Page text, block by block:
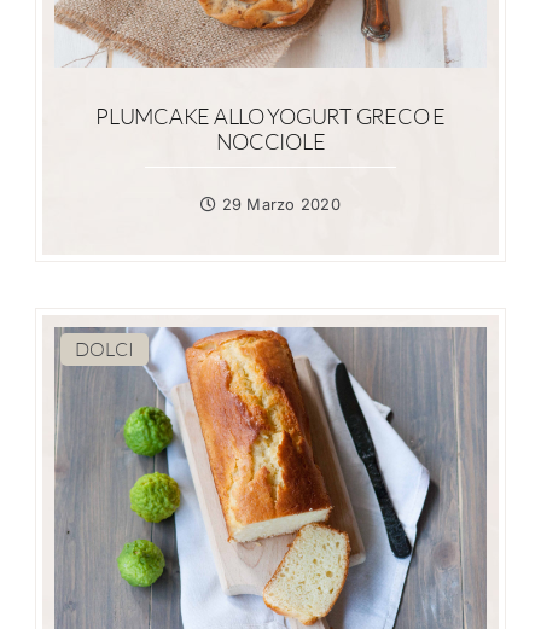
PLUMCAKE ALLO YOGURT GRECO E
NOCCIOLE
29 Marzo 2020
DOLCI